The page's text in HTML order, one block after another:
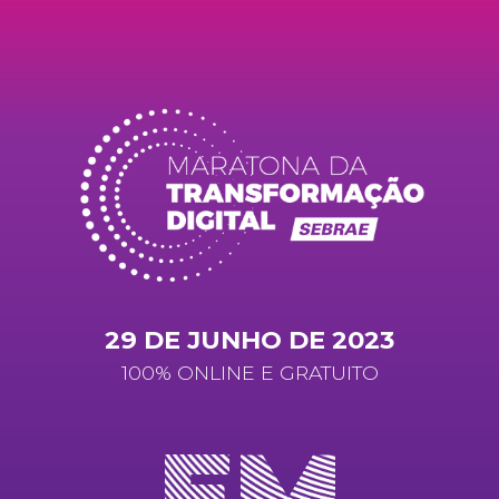
29 DE JUNHO DE 2023
100% ONLINE E GRATUITO